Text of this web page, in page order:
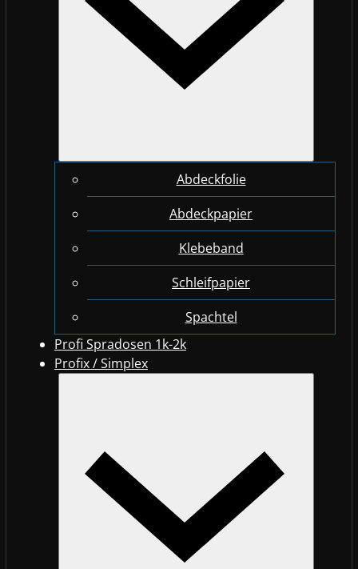
Abdeckfolie
Abdeckpapier
Klebeband
Schleifpapier
Spachtel
Profi Spradosen 1k-2k
Profix / Simplex